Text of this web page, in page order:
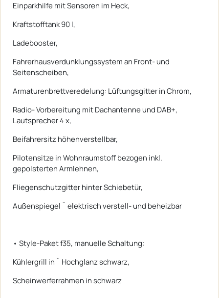
Einparkhilfe mit Sensoren im Heck,
Kraftstofftank 90 l,
Ladebooster,
Fahrerhausverdunklungssystem an Front- und
Seitenscheiben,
Armaturenbrettveredelung: Lüftungsgitter in Chrom,
Radio- Vorbereitung mit Dachantenne und DAB+,
Lautsprecher 4 x,
Beifahrersitz höhenverstellbar,
Pilotensitze in Wohnraumstoff bezogen inkl.
gepolsterten Armlehnen,
Fliegenschutzgitter hinter Schiebetür,
Außenspiegel ¨ elektrisch verstell- und beheizbar
• Style-Paket f35, manuelle Schaltung:
Kühlergrill in ¨ Hochglanz schwarz,
Scheinwerferrahmen in schwarz